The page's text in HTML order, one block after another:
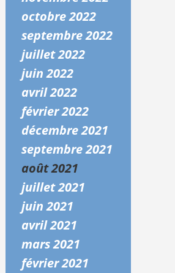
octobre 2022
septembre 2022
juillet 2022
juin 2022
avril 2022
février 2022
décembre 2021
septembre 2021
août 2021
juillet 2021
juin 2021
avril 2021
mars 2021
février 2021